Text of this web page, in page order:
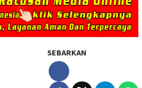
SEBARKAN